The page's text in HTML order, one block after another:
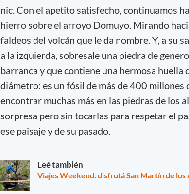
nic. Con el apetito satisfecho, continuamos
hierro sobre el arroyo Domuyo. Mirando
faldeos del volcán que le da nombre. Y, a su
a la izquierda, sobresale una piedra de
barranca y que contiene una hermosa huella
diámetro: es un fósil de más de 400 millones
encontrar muchas más en las piedras de los
sorpresa pero sin tocarlas para respetar el
ese paisaje y de su pasado.
Leé también
Viajes Weekend: disfrutá San Martín de los